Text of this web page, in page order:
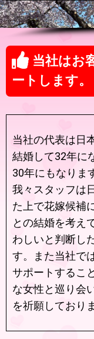
当社はお
ートします。
当社の代表は日
結婚して32年に
30年にもなりま
我々スタッフは
た上で花嫁候補
との結婚を考え
わしいと判断し
す。また当社で
サポートするこ
な女性と巡り会
を祈願しており